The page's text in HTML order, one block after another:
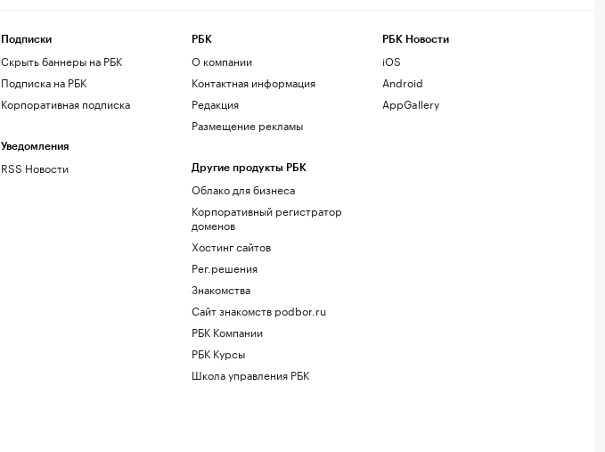
Подписки
Скрыть баннеры на РБК
Подписка на РБК
Корпоративная подписка
Уведомления
RSS Новости
РБК
О компании
Контактная информация
Редакция
Размещение рекламы
Другие продукты РБК
Облако для бизнеса
Корпоративный регистратор
доменов
Хостинг сайтов
Рег.решения
Знакомства
Сайт знакомств podbor.ru
РБК Компании
РБК Курсы
Школа управления РБК
РБК Новости
iOS
Android
AppGallery